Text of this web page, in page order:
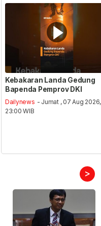
Kebakaran Landa Gedung
Bapenda Pemprov DKI
Dailynews - Jumat , 07 Aug 2026,
23:00 WIB
>